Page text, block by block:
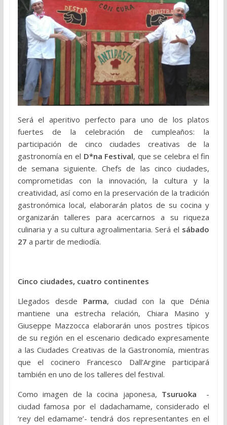
Será el aperitivo perfecto para uno de los platos
fuertes de la celebración de cumpleaños: la
participación de cinco ciudades creativas de la
gastronomía en el D*na Festival, que se celebra el fin
de semana siguiente. Chefs de las cinco ciudades,
comprometidas con la innovación, la cultura y la
creatividad, así como en la preservación de la tradición
gastronómica local, elaborarán platos de su cocina y
organizarán talleres para acercarnos a su riqueza
culinaria y a su cultura agroalimentaria. Será el sábado
27 a partir de mediodía.
Cinco ciudades, cuatro continentes
Llegados desde Parma, ciudad con la que Dénia
mantiene una estrecha relación, Chiara Masino y
Giuseppe Mazzocca elaborarán unos postres típicos
de su región en el escenario dedicado expresamente
a las Ciudades Creativas de la Gastronomía, mientras
que el cocinero Francesco Dall’Argine participará
también en uno de los talleres del festival.
Como imagen de la cocina japonesa, Tsuruoka -
ciudad famosa por el dadachamame, considerado el
‘rey del edamame’- tendrá dos representantes en el